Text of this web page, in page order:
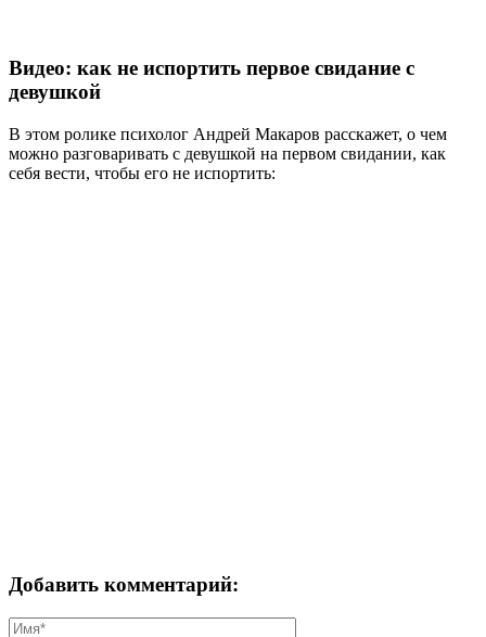
Видео: как не испортить первое свидание с
девушкой
В этом ролике психолог Андрей Макаров расскажет, о чем
можно разговаривать с девушкой на первом свидании, как
себя вести, чтобы его не испортить:
Добавить комментарий: